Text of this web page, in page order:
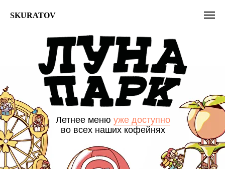
SKURATOV
Летнее меню уже доступно
во всех наших кофейнях